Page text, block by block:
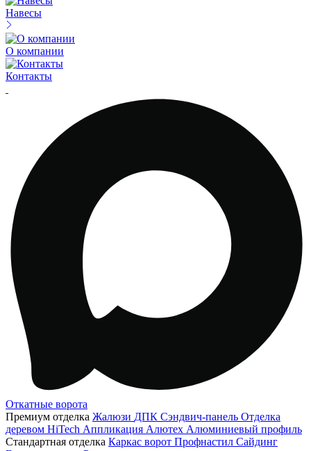
Навесы
О компании
Контакты
Откатные ворота
Премиум отделка Жалюзи ДПК Сэндвич-панель Отделка
деревом HiTech Аппликация Алютех Алюминиевый профиль
Стандартная отделка Каркас ворот Профнастил Сайдинг